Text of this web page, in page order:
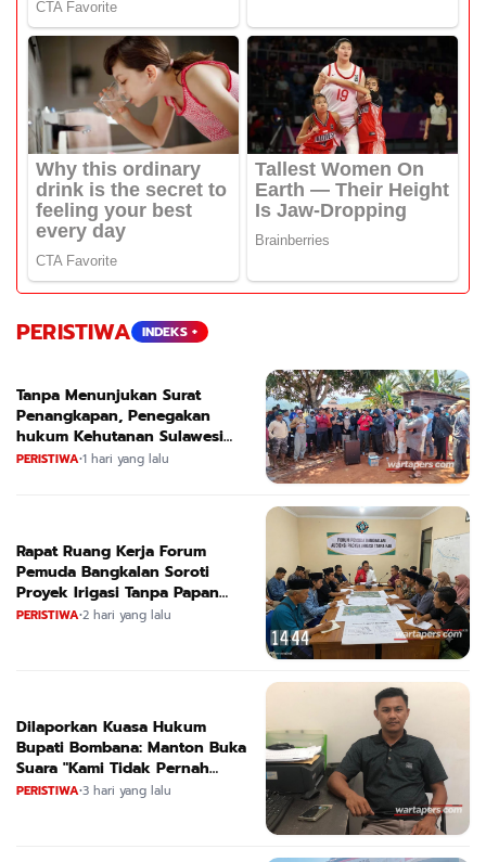
PERISTIWA INDEKS +
Tanpa Menunjukan Surat
Penangkapan, Penegakan
hukum Kehutanan Sulawesi
Selatan Culik Petani Ladah Di
PERISTIWA•1 hari yang lalu
Rapat Ruang Kerja Forum
Pemuda Bangkalan Soroti
Proyek Irigasi Tanpa Papan
Nama
PERISTIWA•2 hari yang lalu
Dilaporkan Kuasa Hukum
Bupati Bombana: Manton Buka
Suara "Kami Tidak Pernah
Menutup Ruang Hak Jawab"
PERISTIWA•3 hari yang lalu